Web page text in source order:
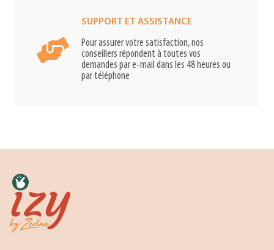
SUPPORT ET ASSISTANCE
Pour assurer votre satisfaction, nos
conseillers répondent à toutes vos
demandes par e-mail dans les 48 heures ou
par téléphone